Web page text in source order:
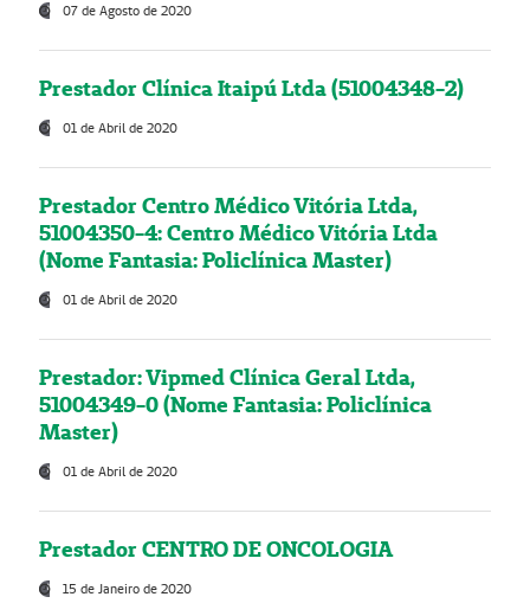
07 de Agosto de 2020
Prestador Clínica Itaipú Ltda (51004348-2)
01 de Abril de 2020
Prestador Centro Médico Vitória Ltda,
51004350-4: Centro Médico Vitória Ltda
(Nome Fantasia: Policlínica Master)
01 de Abril de 2020
Prestador: Vipmed Clínica Geral Ltda,
51004349-0 (Nome Fantasia: Policlínica
Master)
01 de Abril de 2020
Prestador CENTRO DE ONCOLOGIA
15 de Janeiro de 2020